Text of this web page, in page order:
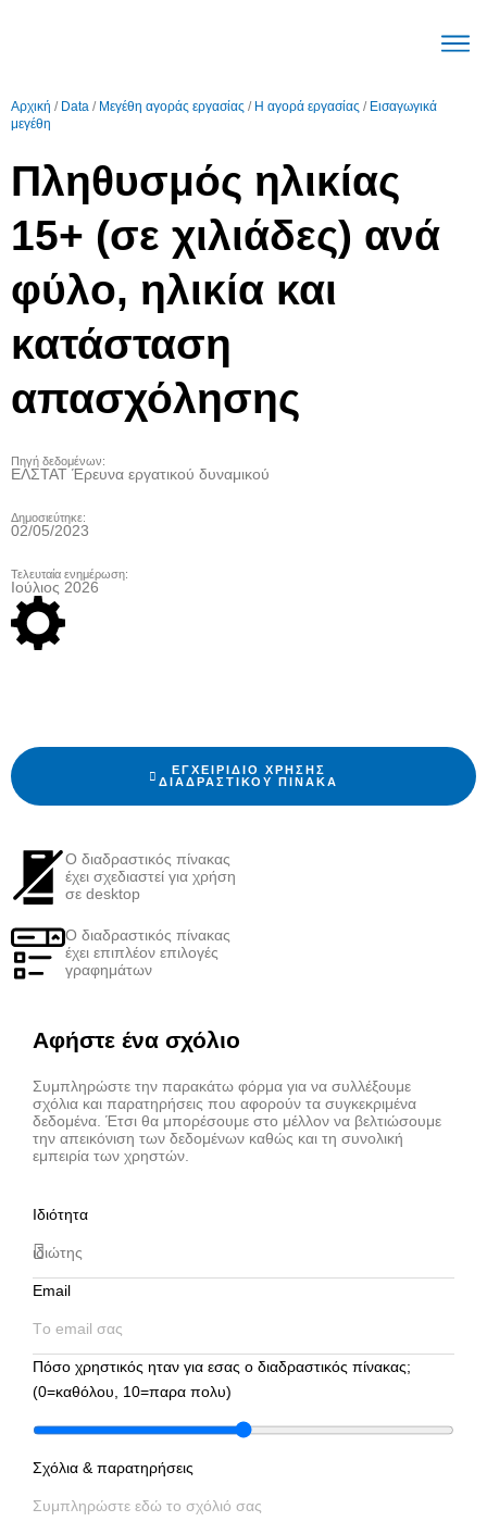
Αρχική / Data / Μεγέθη αγοράς εργασίας / Η αγορά εργασίας / Εισαγωγικά
μεγέθη
Πληθυσμός ηλικίας
15+ (σε χιλιάδες) ανά
φύλο, ηλικία και
κατάσταση
απασχόλησης
Πηγή δεδομένων:
ΕΛΣΤΑΤ Έρευνα εργατικού δυναμικού
Δημοσιεύτηκε:
02/05/2023
Τελευταία ενημέρωση:
Ιούλιος 2026
ΕΓΧΕΙΡΊΔΙΟ ΧΡΉΣΗΣ
ΔΙΑΔΡΑΣΤΙΚΟΎ ΠΊΝΑΚΑ
Ο διαδραστικός πίνακας
έχει σχεδιαστεί για χρήση
σε desktop
Ο διαδραστικός πίνακας
έχει επιπλέον επιλογές
γραφημάτων
Αφήστε ένα σχόλιο
Συμπληρώστε την παρακάτω φόρμα για να συλλέξουμε
σχόλια και παρατηρήσεις που αφορούν τα συγκεκριμένα
δεδομένα. Έτσι θα μπορέσουμε στο μέλλον να βελτιώσουμε
την απεικόνιση των δεδομένων καθώς και τη συνολική
εμπειρία των χρηστών.
Ιδιότητα
Email
Πόσο χρηστικός ηταν για εσας ο διαδραστικός πίνακας;
(0=καθόλου, 10=παρα πολυ)
Σχόλια & παρατηρήσεις